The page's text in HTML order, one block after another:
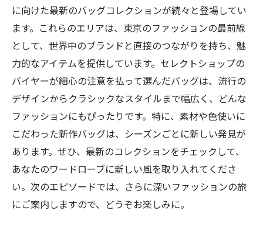
に向けた最新のバッグコレクションが続々と登場してい
ます。これらのエリアは、東京のファッションの最前線
として、世界中のブランドと直接のつながりを持ち、魅
力的なアイテムを提供しています。セレクトショップの
バイヤーが細心の注意を払って選んだバッグは、流行の
デザインからクラシックなスタイルまで幅広く、どんな
ファッションにもぴったりです。特に、素材や色使いに
こだわった新作バッグは、シーズンごとに新しい発見が
あります。ぜひ、最新のコレクションをチェックして、
あなたのワードローブに新しい風を取り入れてくださ
い。次のエピソードでは、さらに深いファッションの旅
にご案内しますので、どうぞお楽しみに。